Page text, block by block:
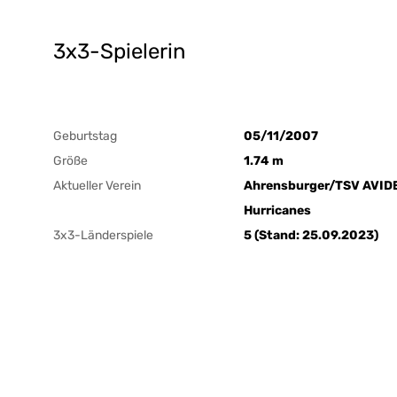
3x3-Spielerin
Geburtstag
05/11/2007
Größe
1.74 m
Aktueller Verein
Ahrensburger/TSV
Hurricanes
3x3-Länderspiele
5 (Stand: 25.09.2023)